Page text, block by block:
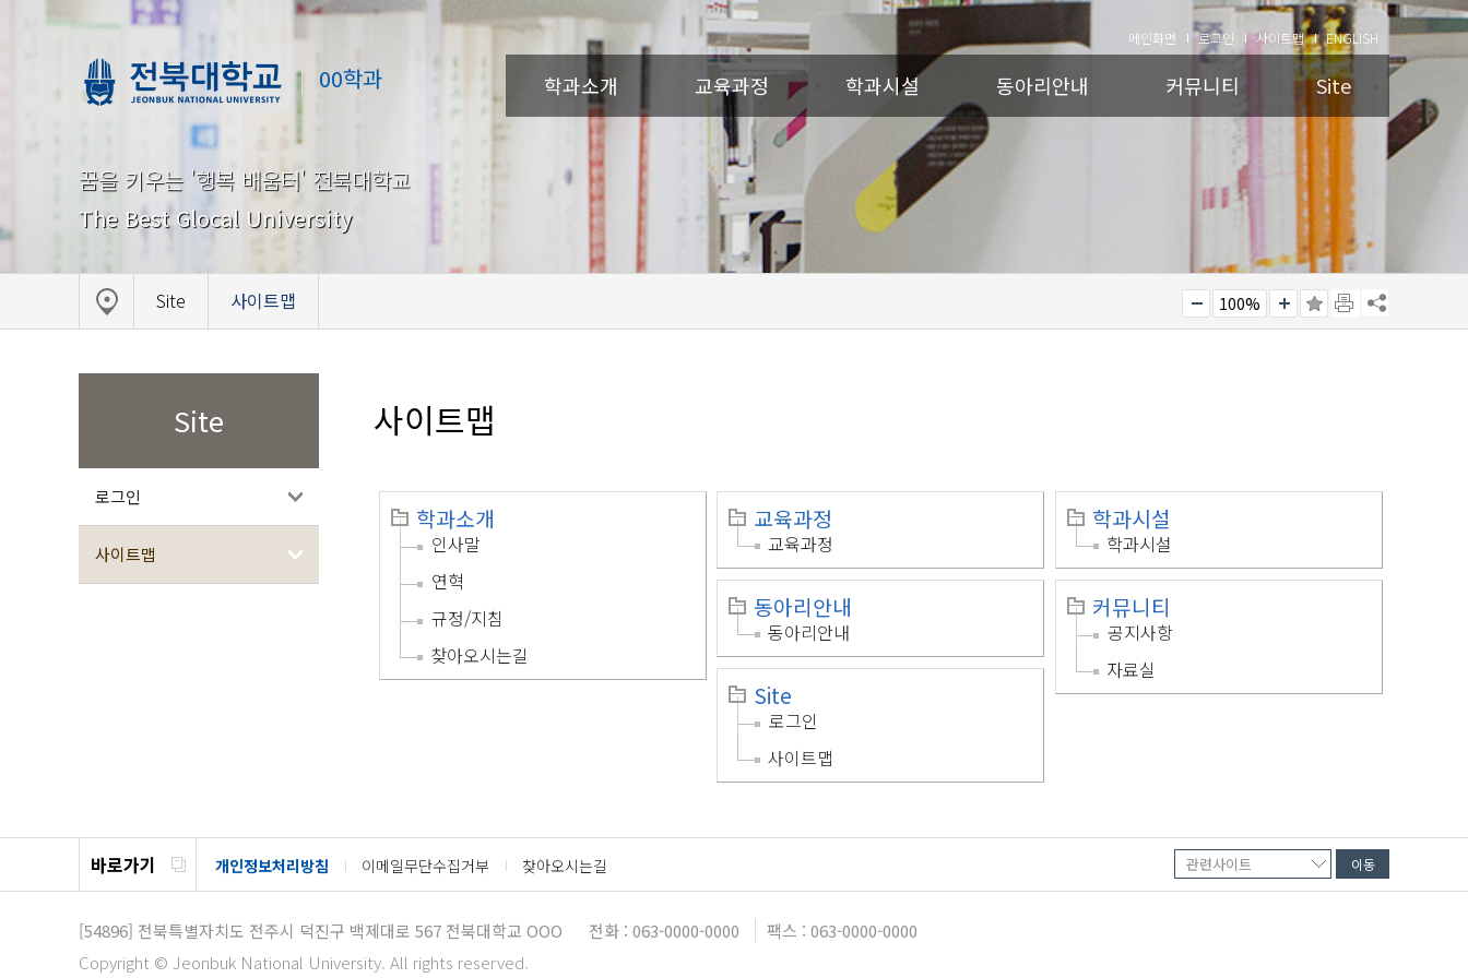
00학과
메인화면 로그인 사이트맵 ENGLISH
학과소개 교육과정 학과시설 동아리안내 커뮤니티 Site
꿈을 키우는 '행복 배움터' 전북대학교
The Best Glocal University
Site 사이트맵 100%
Site
로그인
사이트맵
사이트맵
학과소개
인사말
연혁
규정/지침
찾아오시는길
교육과정
교육과정
학과시설
학과시설
동아리안내
동아리안내
커뮤니티
공지사항
자료실
Site
로그인
사이트맵
바로가기 개인정보처리방침 이메일무단수집거부 찾아오시는길
[54896] 전북특별자치도 전주시 덕진구 백제대로 567 전북대학교 OOO 전화 : 063-0000-0000
팩스 : 063-0000-0000
Copyright © Jeonbuk National University. All rights reserved.